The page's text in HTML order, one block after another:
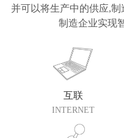
并可以将生产中的供应,
制造企业实现
互联
INTERNET